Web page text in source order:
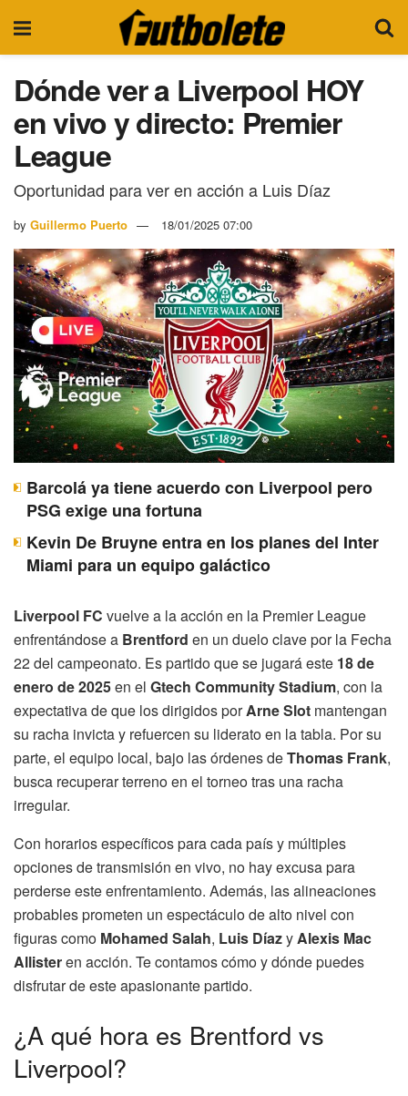
Dónde ver a Liverpool HOY
en vivo y directo: Premier
League
Oportunidad para ver en acción a Luis Díaz
by Guillermo Puerto 18/01/2025 07:00
Barcolá ya tiene acuerdo con Liverpool pero
PSG exige una fortuna
Kevin De Bruyne entra en los planes del Inter
Miami para un equipo galáctico
Liverpool FC vuelve a la acción en la Premier League
enfrentándose a Brentford en un duelo clave por la Fecha
22 del campeonato. Es partido que se jugará este 18 de
enero de 2025en el Gtech Community Stadium, con la
expectativa de que los dirigidos porArne Slot mantengan
su racha invicta y refuercen su liderato en la tabla. Por su
parte, el equipo local, bajo las órdenes deThomas Frank,
busca recuperar terreno en el torneo tras una racha
irregular.
Con horarios específicos para cada país y múltiples
opciones de transmisión en vivo, no hay excusa para
perderse este enfrentamiento. Además, las alineaciones
probables prometen un espectáculo de alto nivel con
figuras como Mohamed Salah, Luis DíazyAlexis Mac
Allisteren acción. Te contamos cómo y dónde puedes
disfrutar de este apasionante partido.
¿A qué hora es Brentford vs
Liverpool?